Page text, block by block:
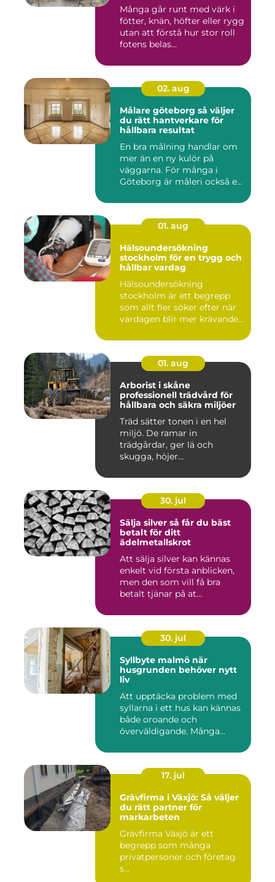
Många går runt med värk i
fötter, knän, höfter eller rygg
utan att förstå hur stor roll
fotens belas...
02. aug
Målare göteborg så väljer
du rätt hantverkare för
hållbara resultat
En bra målning handlar om
mer än en ny kulör på
väggarna. För många i
Göteborg är måleri också ett
01. aug
Hälsoundersökning
stockholm för en trygg och
hållbar vardag
Hälsoundersökning
stockholm är ett begrepp
som allt fler söker efter när
vardagen blir mer krävande
01. aug
Arborist i skåne
professionell trädvård för
hållbara och säkra miljöer
Träd sätter tonen i en hel
miljö. De ramar in
trädgårdar, ger lä och
skugga, höjer
30. jul
Sälja silver så får du bäst
betalt för ditt
ädelmetallskrot
Att sälja silver kan kännas
enkelt vid första anblicken,
men den som vill få bra
betalt tjänar på at...
30. jul
Syllbyte malmö när
husgrunden behöver nytt
liv
Att upptäcka problem med
syllarna i ett hus kan kännas
både oroande och
överväldigande. Många
17. jul
Grävfirma i Växjö: Så väljer
du rätt partner för
markarbeten
Grävfirma Växjö är ett
begrepp som många
privatpersoner och företag
s...